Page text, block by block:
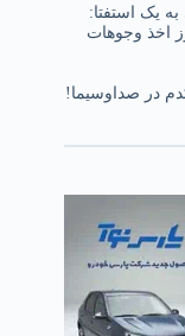
یک استفتا:
اخذ وجوهات
در صداوسیما!